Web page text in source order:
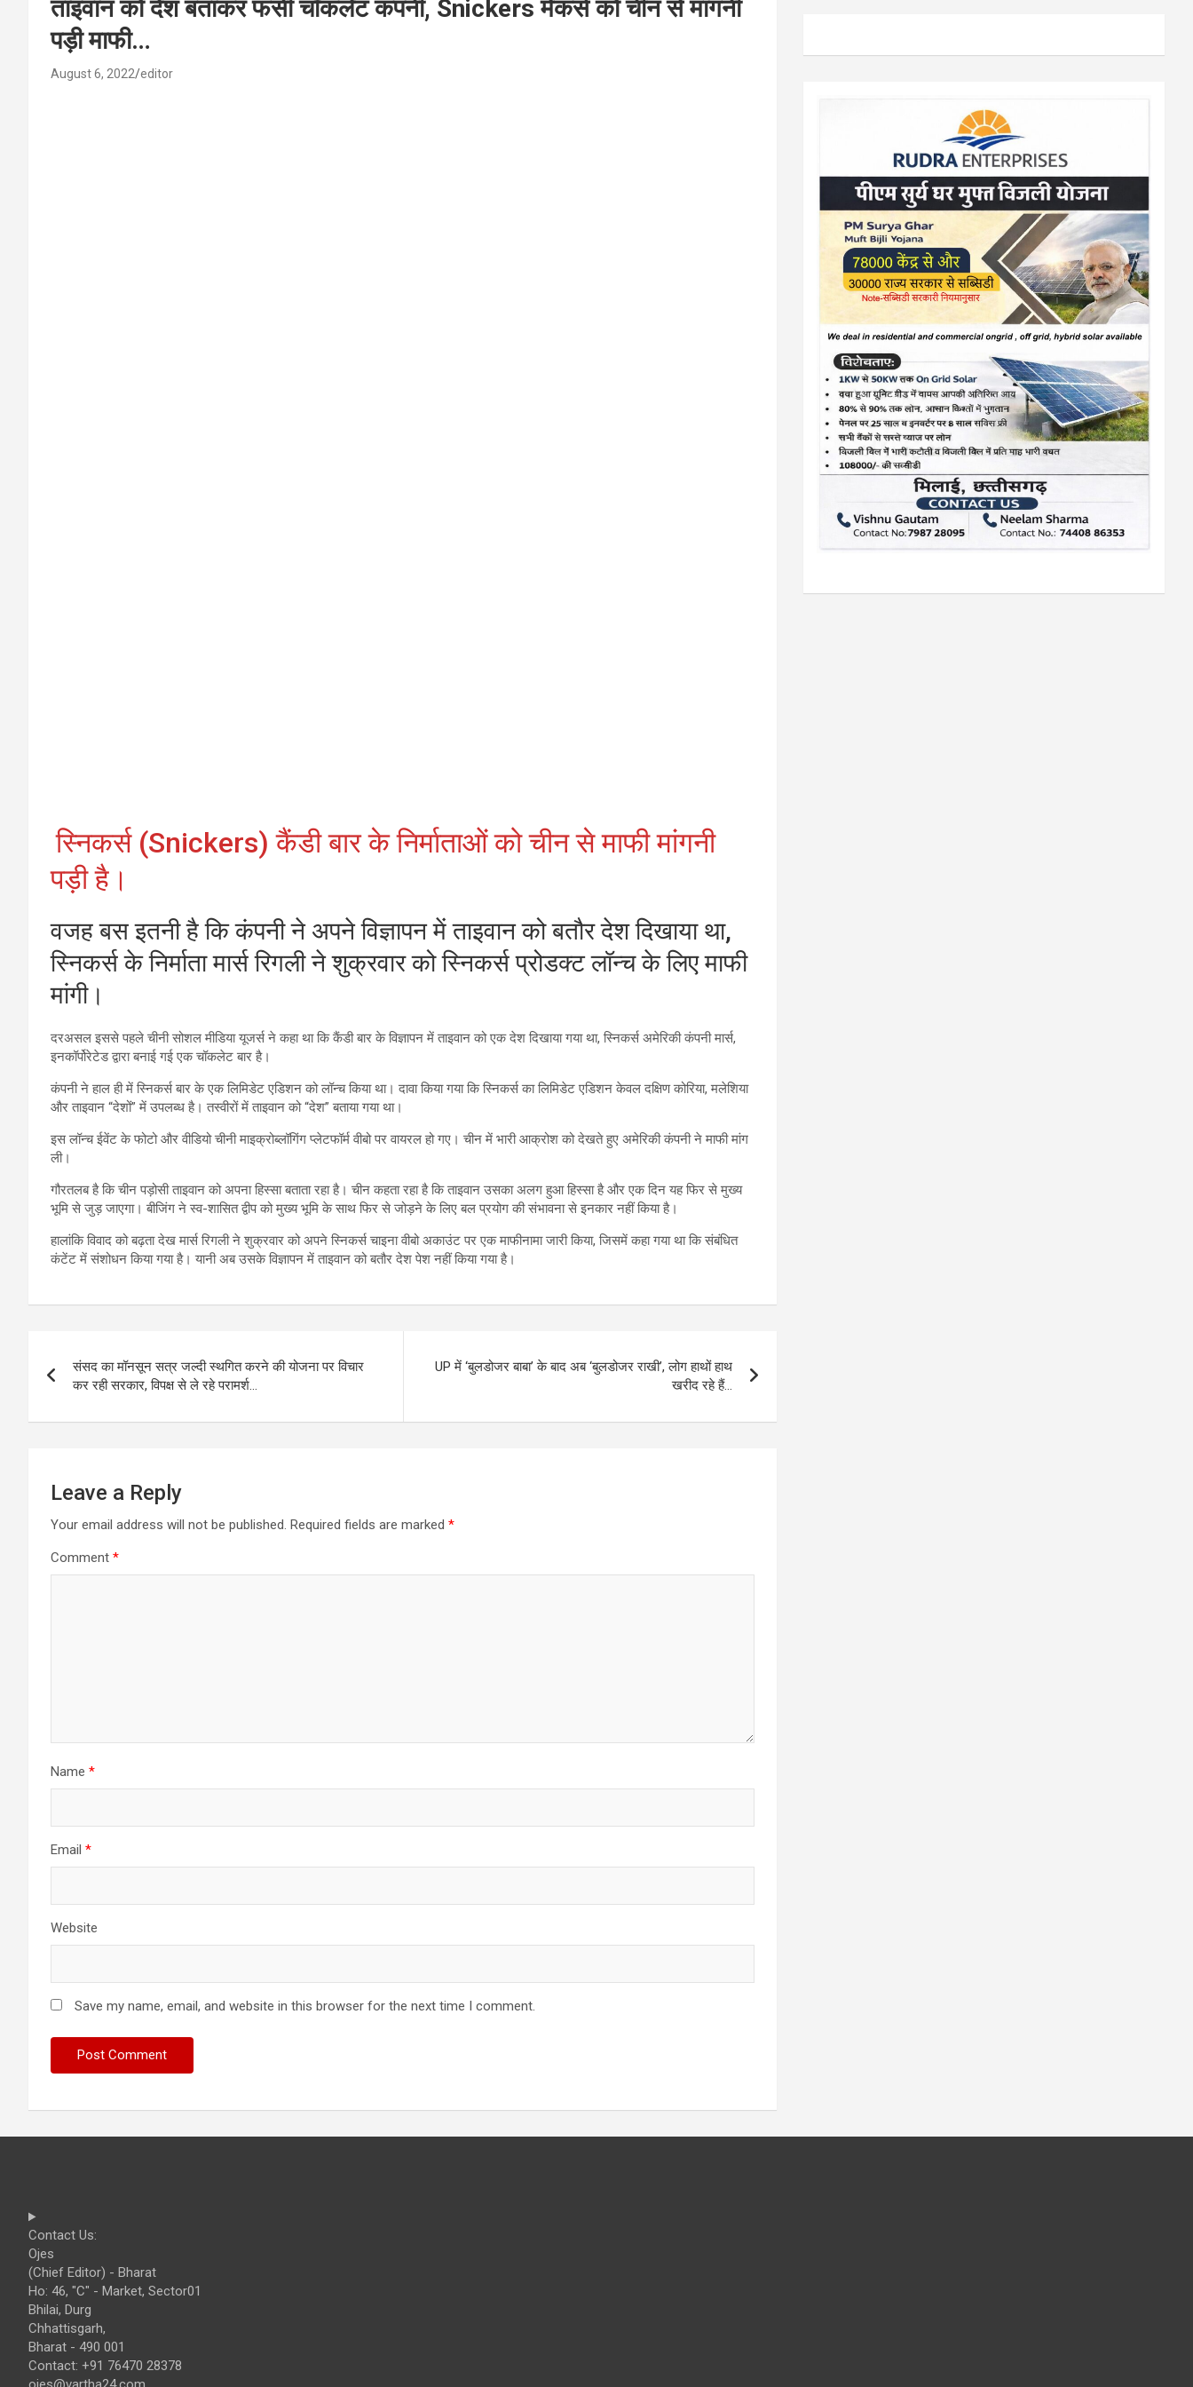
ताइवान को देश बताकर फंसी चॉकलेट कंपनी, Snickers मेकर्स को चीन से मांगनी
पड़ी माफी…
August 6, 2022 editor
स्निकर्स (Snickers) कैंडी बार के निर्माताओं को चीन से माफी मांगनी
पड़ी है।
वजह बस इतनी है कि कंपनी ने अपने विज्ञापन में ताइवान को बतौर देश दिखाया था,
स्निकर्स के निर्माता मार्स रिगली ने शुक्रवार को स्निकर्स प्रोडक्ट लॉन्च के लिए माफी
मांगी।
दरअसल इससे पहले चीनी सोशल मीडिया यूजर्स ने कहा था कि कैंडी बार के विज्ञापन में ताइवान को एक देश दिखाया गया था, स्निकर्स अमेरिकी कंपनी मार्स,
इनकॉर्पोरेटेड द्वारा बनाई गई एक चॉकलेट बार है।
कंपनी ने हाल ही में स्निकर्स बार के एक लिमिडेट एडिशन को लॉन्च किया था। दावा किया गया कि स्निकर्स का लिमिडेट एडिशन केवल दक्षिण कोरिया, मलेशिया
और ताइवान “देशों” में उपलब्ध है। तस्वीरों में ताइवान को “देश” बताया गया था।
इस लॉन्च ईवेंट के फोटो और वीडियो चीनी माइक्रोब्लॉगिंग प्लेटफॉर्म वीबो पर वायरल हो गए। चीन में भारी आक्रोश को देखते हुए अमेरिकी कंपनी ने माफी मांग
ली।
गौरतलब है कि चीन पड़ोसी ताइवान को अपना हिस्सा बताता रहा है। चीन कहता रहा है कि ताइवान उसका अलग हुआ हिस्सा है और एक दिन यह फिर से मुख्य
भूमि से जुड़ जाएगा। बीजिंग ने स्व-शासित द्वीप को मुख्य भूमि के साथ फिर से जोड़ने के लिए बल प्रयोग की संभावना से इनकार नहीं किया है।
हालांकि विवाद को बढ़ता देख मार्स रिगली ने शुक्रवार को अपने स्निकर्स चाइना वीबो अकाउंट पर एक माफीनामा जारी किया, जिसमें कहा गया था कि संबंधित
कंटेंट में संशोधन किया गया है। यानी अब उसके विज्ञापन में ताइवान को बतौर देश पेश नहीं किया गया है।
navigation
संसद का मॉनसून सत्र जल्दी स्थगित करने की योजना पर विचार
कर रही सरकार, विपक्ष से ले रहे परामर्श…
UP में ‘बुलडोजर बाबा’ के बाद अब ‘बुलडोजर राखी’, लोग हाथों हाथ
खरीद रहे हैं…
Leave a Reply
Your email address will not be published. Required fields are marked *
Comment *
Name *
Email *
Website
Save my name, email, and website in this browser for the next time I comment.
Contact Us:
Ojes
(Chief Editor) - Bharat
Ho: 46, "C" - Market, Sector01
Bhilai, Durg
Chhattisgarh,
Bharat - 490 001
Contact: +91 76470 28378